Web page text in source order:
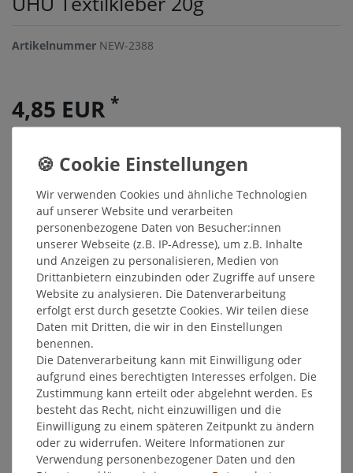
Artikelnummer NEW-2388
4,85 EUR *
Sofort versandfertig, Lieferzeit 48h
In den Warenkorb
Wunschliste
* inkl. ges. MwSt. zzgl.Versandkosten
Beschreibung
Weitere Details
Hersteller
Wir verwenden Cookies und ähnliche Technologien
auf unserer Website und verarbeiten
personenbezogene Daten von Besucher:innen
unserer Webseite (z.B. IP-Adresse), um z.B. Inhalte
und Anzeigen zu personalisieren, Medien von
Drittanbietern einzubinden oder Zugriffe auf unsere
Website zu analysieren. Die Datenverarbeitung
erfolgt erst durch gesetzte Cookies. Wir teilen diese
Daten mit Dritten, die wir in den Einstellungen
benennen.
Die Datenverarbeitung kann mit Einwilligung oder
aufgrund eines berechtigten Interesses erfolgen. Die
Zustimmung kann erteilt oder abgelehnt werden. Es
besteht das Recht, nicht einzuwilligen und die
Einwilligung zu einem späteren Zeitpunkt zu ändern
oder zu widerrufen. Weitere Informationen zur
Verwendung personenbezogener Daten und den